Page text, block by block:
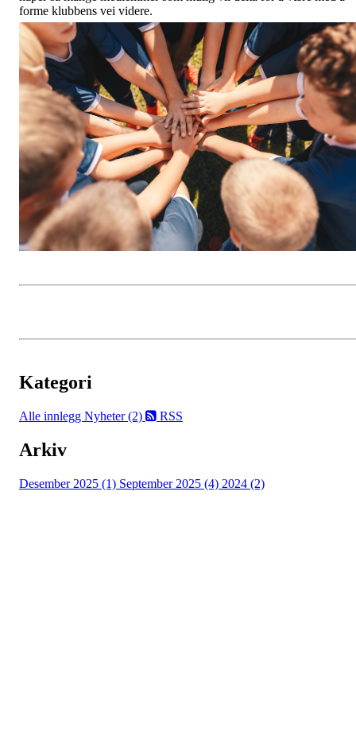
forme klubbens vei videre.
Kategori
Alle innlegg Nyheter (2) RSS
Arkiv
Desember 2025 (1) September 2025 (4) 2024 (2)